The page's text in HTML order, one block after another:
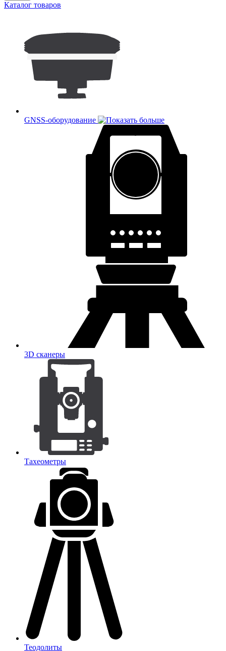
Каталог товаров
GNSS-оборудование
3D сканеры
Тахеометры
Теодолиты